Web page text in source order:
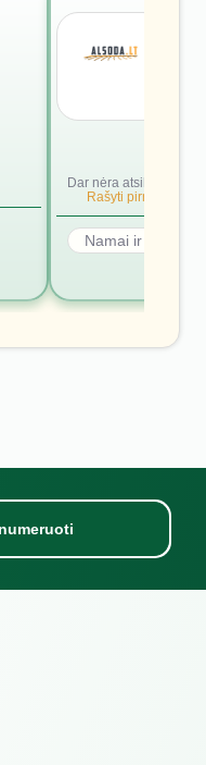
Dar nėra atsiliepimų.
Rašyti pirmąjį.
Namai ir